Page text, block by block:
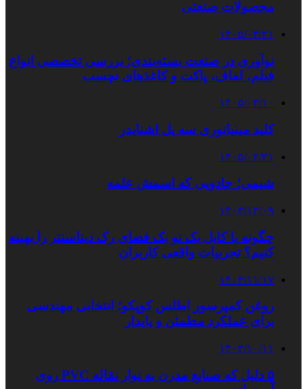
محصولات صنعتی
۱۴۰۵/۰۳/۲۱
نوآوری در صنعت بسته‌بندی؛ بررسی تخصصی انواع
فیلم، لفاف، پاکت و کاغذهای نچسب
۱۴۰۵/۰۳/۱۰
کلید مینیاتوری سه پل اشنایدر
۱۴۰۵/۰۲/۳۱
شیمی؛ جادویی که اسمش علمه
۱۴۰۳/۱۲/۰۹
چگونه با کابل بک تو بک فضای رک دیتاسنتر را بهینه
کنیم؟ تجربیات واقعی کاربران
۱۴۰۳/۱۱/۱۷
روغن کمپرسور اطلس کوپکو؛ انتخابی مهندسی
برای عملکرد مطمئن و پایدار
۱۴۰۳/۱۰/۱۱
۵ دلیل که صنایع مدرن به نوار نقاله PVC روی